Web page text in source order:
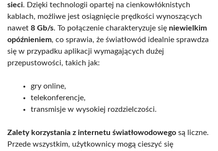
sieci. Dzięki technologii opartej na cienkowłóknistych
kablach, możliwe jest osiągnięcie prędkości wynoszących
nawet 8 Gb/s. To połączenie charakteryzuje się niewielkim
opóźnieniem, co sprawia, że światłowód idealnie sprawdza
się w przypadku aplikacji wymagających dużej
przepustowości, takich jak:
gry online,
telekonferencje,
transmisje w wysokiej rozdzielczości.
Zalety korzystania z internetu światłowodowego są liczne.
Przede wszystkim, użytkownicy mogą cieszyć się